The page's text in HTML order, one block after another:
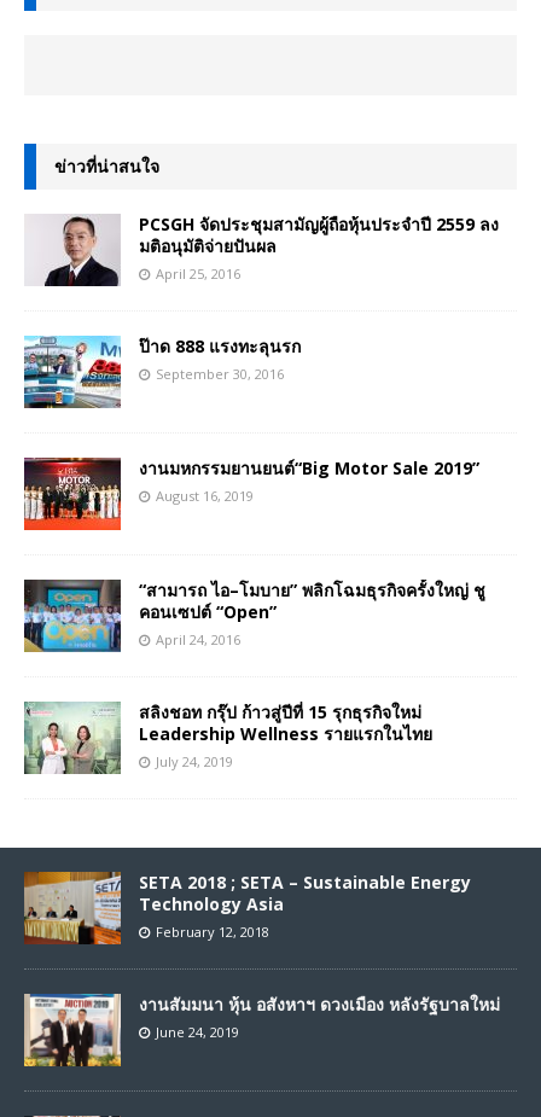
ข่าวที่น่าสนใจ
PCSGH จัดประชุมสามัญผู้ถือหุ้นประจำปี 2559 ลง
มติอนุมัติจ่ายปันผล
April 25, 2016
ป๊าด 888 แรงทะลุนรก
September 30, 2016
งานมหกรรมยานยนต์“Big Motor Sale 2019”
August 16, 2019
“สามารถ ไอ–โมบาย” พลิกโฉมธุรกิจครั้งใหญ่ ชู
คอนเซปต์ “Open”
April 24, 2016
สลิงชอท กรุ๊ป ก้าวสู่ปีที่ 15 รุกธุรกิจใหม่
Leadership Wellness รายแรกในไทย
July 24, 2019
SETA 2018 ; SETA – Sustainable Energy
Technology Asia
February 12, 2018
งานสัมมนา หุ้น อสังหาฯ ดวงเมือง หลังรัฐบาลใหม่
June 24, 2019